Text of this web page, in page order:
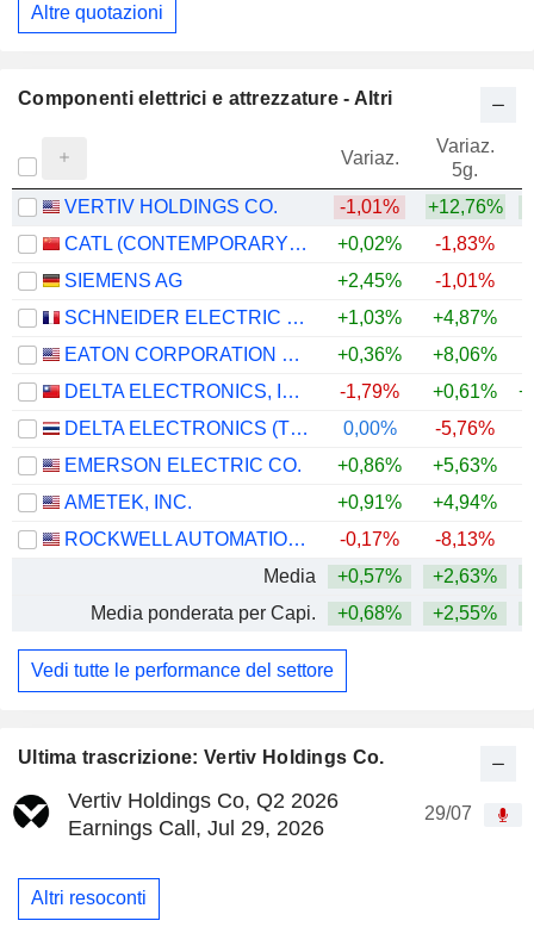
Ultima trascrizione: Vertiv Holdings Co.
Vertiv Holdings Co, Q2 2026
Earnings Call, Jul 29, 2026
29/07
Altri resoconti
Altre quotazioni
Componenti elettrici e attrezzature - Altri
Variaz.
Variaz.
5g.
VERTIV HOLDINGS CO. -1,01% +12,76%
CATL (CONTEMPORARY AMPEREX TECHNOLOGY)
+0,02% -1,83%
SIEMENS AG
+2,45% -1,01%
SCHNEIDER ELECTRIC SE
+1,03% +4,87%
EATON CORPORATION PLC
+0,36% +8,06%
DELTA ELECTRONICS, INC.
-1,79% +0,61%
DELTA ELECTRONICS (THAILAND)
0,00% -5,76%
EMERSON ELECTRIC CO.
+0,86% +5,63%
AMETEK, INC.
+0,91% +4,94%
ROCKWELL AUTOMATION, INC.
-0,17% -8,13%
Media
+0,57% +2,63%
Media ponderata per Capi.
+0,68% +2,55%
Vedi tutte le performance del settore